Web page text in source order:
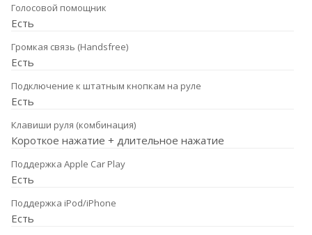
Голосовой помощник
Есть
Громкая связь (Handsfree)
Есть
Подключение к штатным кнопкам на руле
Есть
Клавиши руля (комбинация)
Короткое нажатие + длительное нажатие
Поддержка Apple Car Play
Есть
Поддержка iPod/iPhone
Есть